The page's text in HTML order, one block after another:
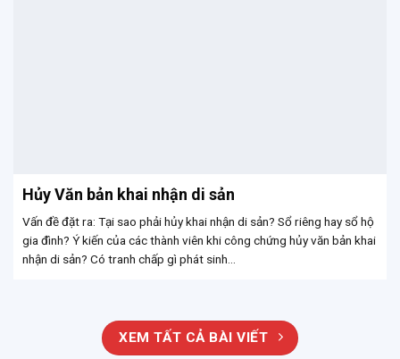
Hủy Văn bản khai nhận di sản
Vấn đề đặt ra: Tại sao phải hủy khai nhận di sản? Sổ riêng hay sổ hộ
gia đình? Ý kiến của các thành viên khi công chứng hủy văn bản khai
nhận di sản? Có tranh chấp gì phát sinh...
XEM TẤT CẢ BÀI VIẾT